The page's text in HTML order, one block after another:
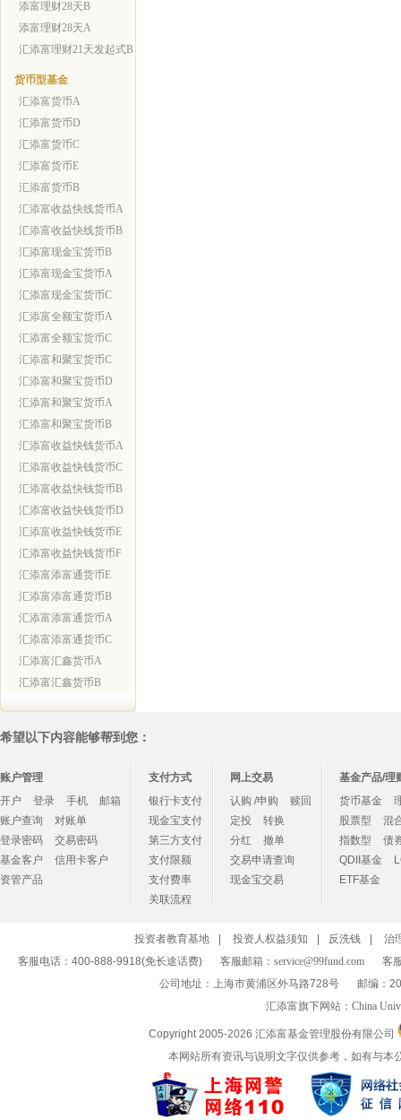
添富理财28天B
添富理财28天A
汇添富理财21天发起式B
货币型基金
汇添富货币A
汇添富货币D
汇添富货币C
汇添富货币E
汇添富货币B
汇添富收益快线货币A
汇添富收益快线货币B
汇添富现金宝货币B
汇添富现金宝货币A
汇添富现金宝货币C
汇添富全额宝货币A
汇添富全额宝货币C
汇添富和聚宝货币C
汇添富和聚宝货币D
汇添富和聚宝货币A
汇添富和聚宝货币B
汇添富收益快钱货币A
汇添富收益快钱货币C
汇添富收益快钱货币B
汇添富收益快钱货币D
汇添富收益快钱货币E
汇添富收益快钱货币F
汇添富添富通货币E
汇添富添富通货币B
汇添富添富通货币A
汇添富添富通货币C
汇添富汇鑫货币A
汇添富汇鑫货币B
希望以下内容能够帮到您：
账户管理
开户
登录 手机
邮箱
账户查询
对账单
登录密码
交易密码
基金客户
信用卡客户
资管产品
支付方式
银行卡支付
现金宝支付
第三方支付
支付限额
支付费率
关联流程
网上交易
认购 /申购
赎回
定投
转换
分红
撤单
交易申请查询
现金宝交易
基金产品/理
货币基金
股票型
混
指数型
债
QDII基金
ETF基金
投资者教育基地 投资人权益须知 反洗钱
治
客服电话：400-888-9918(免长途话费)
客服邮箱： service@99fund.com
客
公司地址：上海市黄浦区外马路728号
邮编：
汇添富旗下网站： China
Copyright 2005-2026 汇添富基金管理股份有限公司
本网站所有资讯与说明文字仅供参考，如有与本